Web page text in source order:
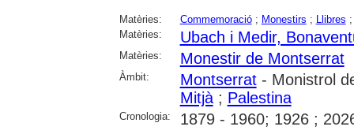
Matèries: Commemoració; Monestirs ; Llibres
Matèries:
Ubach i Medir,
Matèries: Monestir de Montserrat
Àmbit: Montserrat- Monistrol
Mitjà; Palestina
Cronologia: 1879 - 1960; 1926 ;